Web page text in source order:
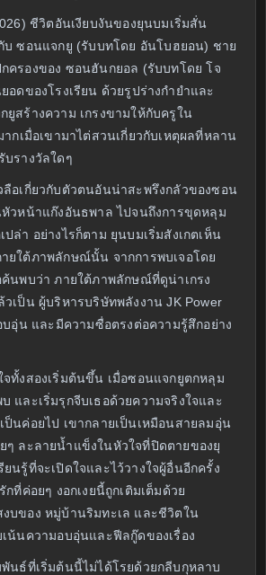
ชีวิตอันเงียบงันของยุนบมเริ่มสั่น
บ ซอนแจกยู (รับบทโดย อันโบฮยอน) ชาย
ครองของ ซอนฮันกยอล (รับบทโดย โจ
อดของโรงเรียน ด้วยรูปร่างกำยำและ
สร้างความ เกรงขามให้กับครูใน
ากเมื่อเขามาไต่สวนเกี่ยวกับเหตุผลที่หลาน
บรางวัลใดๆ
ลือเกี่ยวกับตัวตนอันน่าสะพรึงกลัวของซอน
หัวหน้าแก๊งอันธพาล ไปจนถึงการขุดหลุม
ล่า อย่างไรก็ตาม ยุนบมเริ่มสังเกตเห็น
ยใต้ภาพลักษณ์นั้น จากการพบเจอโดย
นพบว่า ภายใต้ภาพลักษณ์ที่ดูน่าเกรง
เป็น ผู้บริหารบริษัทพลังงาน JK Power
บอุ่น และมีความซื่อตรงต่อความรู้สึกอย่าง
จทั้งสองเริ่มต้นขึ้น เมื่อซอนแจกยูตกหลุม
และเริ่มรุกจีบเธอด้วยความจริงใจและ
ป็นค่อยไป เขากลายเป็นเหมือนสายลมอุ่น
ๆ ละลายน้ำแข็งในหัวใจที่ปิดตายของยุ
ยนรู้ที่จะเปิดใจและไว้วางใจผู้อื่นอีกครั้ง
กที่ค่อยๆ งอกเงยนี้ถูกเติมเต็มด้วย
บของ หมู่บ้านริมทะเล และชีวิตใน
น้นความอบอุ่นและฟีลกู๊ดของเรื่อง
นธ์ที่เริ่มต้นนี้ไม่ได้โรยด้วยกลีบกุหลาบ